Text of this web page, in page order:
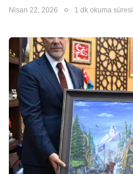
Nisan 22, 2026 1 dk okuma süresi